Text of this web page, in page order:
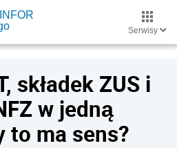
Serwisy
składek ZUS i
w jedną
to ma sens?